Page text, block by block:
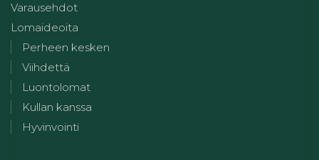
Varausehdot
Lomaideoita
Perheen kesken
Viihdettä
Luontolomat
Kullan kanssa
Hyvinvointi